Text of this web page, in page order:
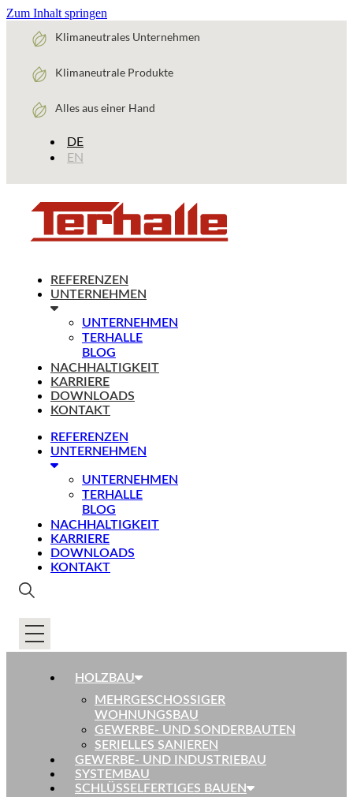
Zum Inhalt springen
Klimaneutrales Unternehmen
Klimaneutrale Produkte
Alles aus einer Hand
DE
EN
REFERENZEN
UNTERNEHMEN
UNTERNEHMEN
TERHALLE
BLOG
NACHHALTIGKEIT
KARRIERE
DOWNLOADS
KONTAKT
REFERENZEN
UNTERNEHMEN
UNTERNEHMEN
TERHALLE
BLOG
NACHHALTIGKEIT
KARRIERE
DOWNLOADS
KONTAKT
HOLZBAU
MEHRGESCHOSSIGER
WOHNUNGSBAU
GEWERBE- UND SONDERBAUTEN
SERIELLES SANIEREN
GEWERBE- UND INDUSTRIEBAU
SYSTEMBAU
SCHLÜSSELFERTIGES BAUEN